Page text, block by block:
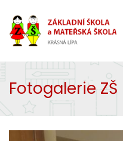
Fotogalerie ZŠ